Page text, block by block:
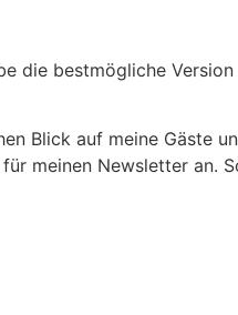
die bestmögliche
Blick auf meine Gäste
meinen Newsletter an.